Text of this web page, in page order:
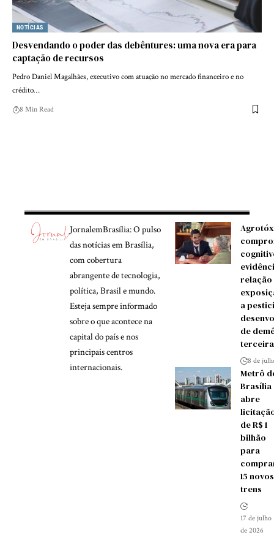
NOTÍCIAS
Desvendando o poder das debêntures: uma nova era para
captação de recursos
Pedro Daniel Magalhães, executivo com atuação no mercado financeiro e no
crédito…
8 Min Read
JornalemBrasília: O pulso
das notícias em Brasília,
com cobertura
abrangente de tecnologia,
política, Brasil e mundo.
Esteja sempre informado
sobre o que acontece na
capital do país e nos
principais centros
internacionais.
a
de
8 de
Metrô
Brasília
abre
de R$ 1
bilhão
para
15 novos
trens
17 de julho
de 2026